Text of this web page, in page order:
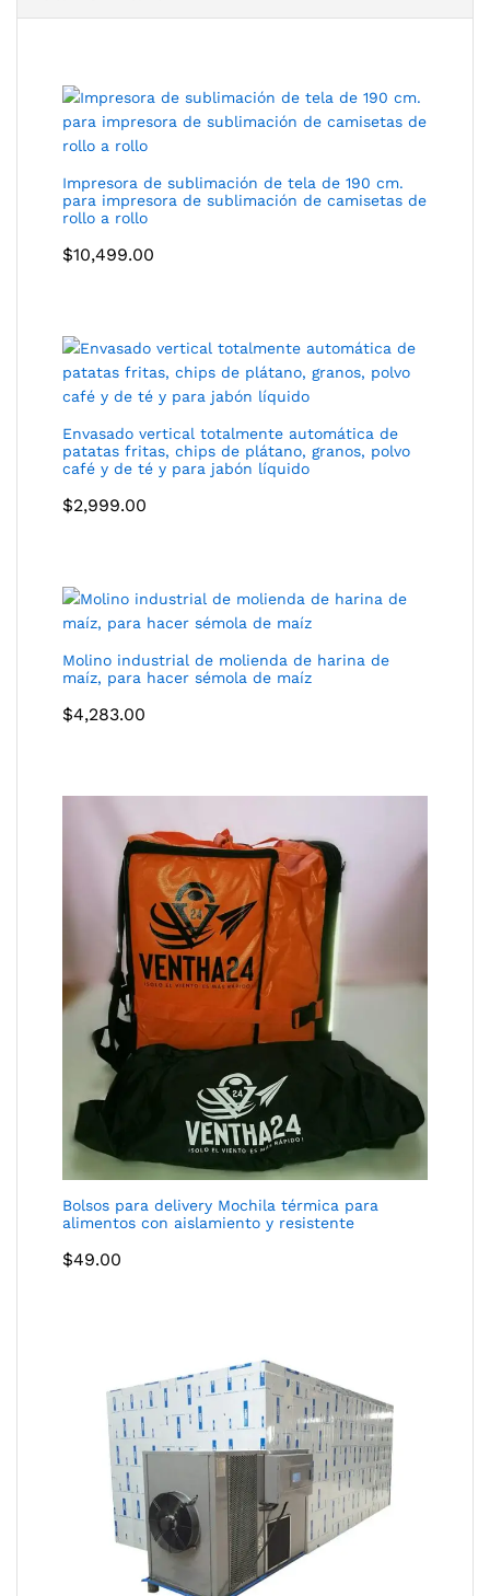
Impresora de sublimación de tela de 190 cm.
para impresora de sublimación de camisetas de
rollo a rollo
$10,499.00
Envasado vertical totalmente automática de
patatas fritas, chips de plátano, granos, polvo
café y de té y para jabón líquido
$2,999.00
Molino industrial de molienda de harina de
maíz, para hacer sémola de maíz
$4,283.00
Bolsos para delivery Mochila térmica para
alimentos con aislamiento y resistente
$49.00